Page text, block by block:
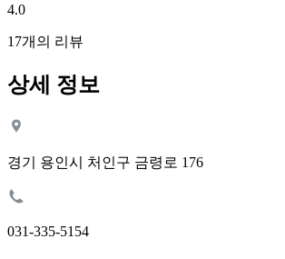
4.0
17개의 리뷰
상세 정보
경기 용인시 처인구 금령로 176
031-335-5154